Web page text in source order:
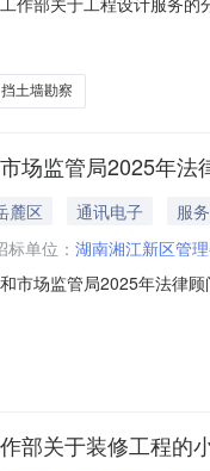
员会报价起止时间：-二
挡土墙勘察
场监管局2025年
麓区 通讯电子
服务
标单位： 湖南湘江新区管
市场监管局2025年法律
部关于装修工程的